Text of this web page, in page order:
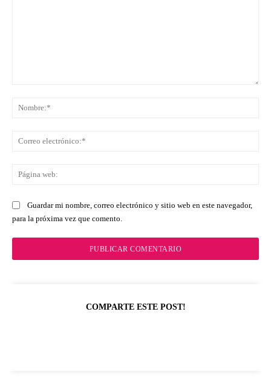
Guardar mi nombre, correo electrónico y sitio web en este navegador,
para la próxima vez que comento.
COMPARTE ESTE POST!